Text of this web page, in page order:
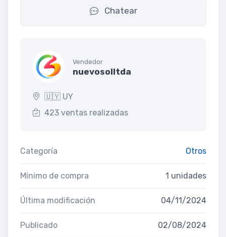
Chatear
Vendedor
nuevosolltda
🇺🇾 UY
423 ventas realizadas
Categoría Otros
Mínimo de compra 1 unidades
Última modificación 04/11/2024
Publicado 02/08/2024